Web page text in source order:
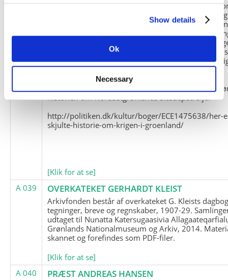
Show details
Ok
Necessary
Slædepatrulje med Eli Knudsen som medlem og
og Marius Jensen som medlem. Marius Jensens
befinder sig i Militärhistorisches Museum i Dresden
(Tyskland). Kopierne af Friedrich Littmanns
klausuleret iht. aftalen med giveren og Franz
Kontakt venligst Arktisk Instituts ledelse i
brugen af materialet til studie- og
formål.
Nedenunder findes et link til en presseartikel
historien om Nordøstgrønlands Slædepatrulje:
http://politiken.dk/kultur/boger/ECE1475638/her-
skjulte-historie-om-krigen-i-groenland/
[Klik for at se]
A 039
OVERKATEKET GERHARDT KLEIST
Arkivfonden består af overkateket G. Kleists
tegninger, breve og regnskaber, 1907-29.
udtaget til Nunatta Katersugaasivia
Grønlands Nationalmuseum og Arkiv, 2014.
skannet og forefindes som PDF-filer.
[Klik for at se]
A 040
PRÆST ANDREAS HANSEN